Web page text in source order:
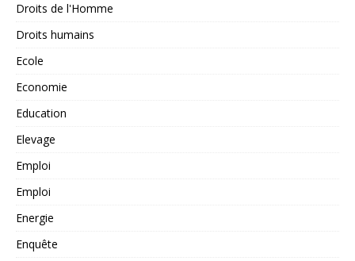
Droits de l'Homme
Droits humains
Ecole
Economie
Education
Elevage
Emploi
Emploi
Energie
Enquête